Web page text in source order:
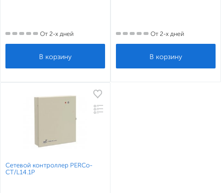
От 2-х дней От 2-х дней
Сетевой контроллер PERCo-
CT/L14.1P